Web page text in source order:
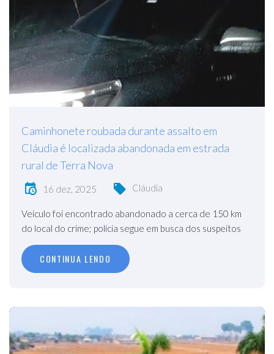
Caminhonete roubada durante assalto em
Cláudia é localizada abandonada em estrada
rural de Terra Nova
16 dez, 2025 Cláudia
Veículo foi encontrado abandonado a cerca de 150 km
do local do crime; polícia segue em busca dos suspeitos
CONTINUA LENDO